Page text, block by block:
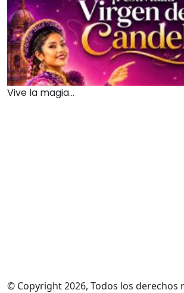
Vive la magia...
© Copyright 2026, Todos los derechos